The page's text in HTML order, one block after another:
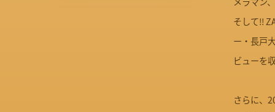
そして!!
ー・長戸
ビューを
さらに、